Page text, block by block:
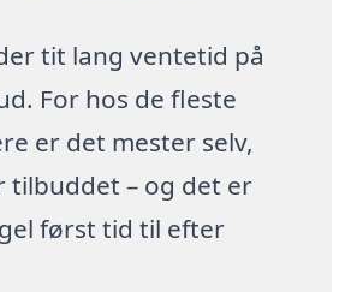
tit lang ventetid på
For hos de fleste
er det mester selv,
tilbuddet – og det er
først tid til efter